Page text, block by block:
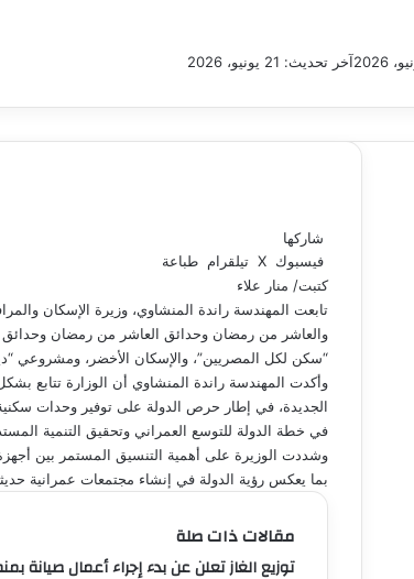
آخر تحديث: 21 يونيو، 2026
شاركها
فيسبوك ‫X تيلقرام طباعة
كتبت/ منار علاء
تابعت المهندسة راندة المنشاوي، وزيرة الإسكان
والعاشر من رمضان وحدائق العاشر من رمضان وحدائق
“سكن لكل المصريين”، والإسكان الأخضر، ومشروعي
وأكدت المهندسة راندة المنشاوي أن الوزارة تتابع
الجديدة، في إطار حرص الدولة على توفير وحدات
في خطة الدولة للتوسع العمراني وتحقيق التنمية
وشددت الوزيرة على أهمية التنسيق المستمر بين
بما يعكس رؤية الدولة في إنشاء مجتمعات عمرانية
مقالات ذات صلة
توزيع الغاز تعلن عن بدء إجراء أعمال صيانة